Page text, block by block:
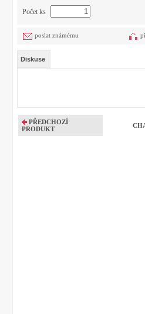
Počet ks
poslat známému
Diskuse
PŘEDCHOZÍ
PRODUKT